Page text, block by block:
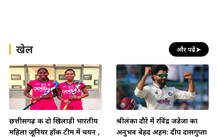
खेल और पढ़ें➤
छत्तीसगढ़ की दो खिलाड़ी भारतीय
महिला जूनियर हॉकी टीम में चयन ,
श्रीलंका दौरे में रविंद्र जडेजा का
अनुभव बेहद अहम: दीप दासगुप्ता